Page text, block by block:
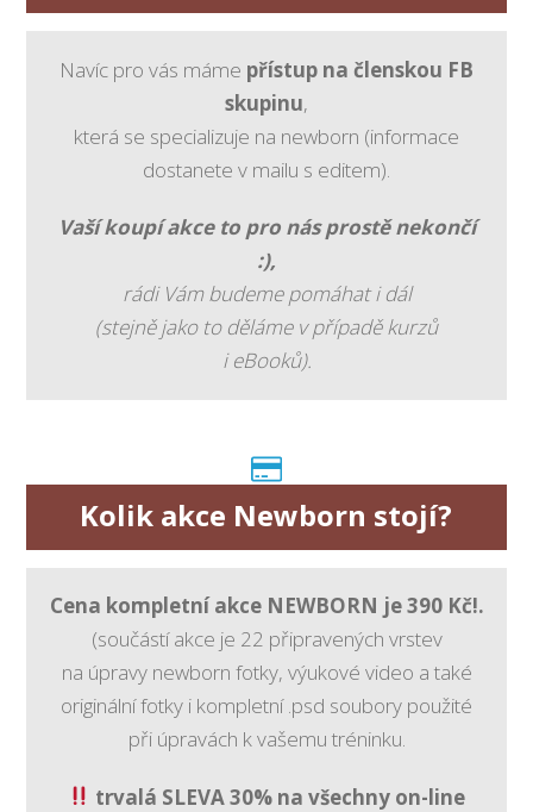
Navíc pro vás máme přístup na členskou FB
skupinu,
která se specializuje na newborn (informace
dostanete v mailu s editem).
Vaší koupí akce to pro nás prostě nekončí
:),
rádi Vám budeme pomáhati dál
(stejně jako to děláme v případě kurzů
i eBooků).
Kolik akce Newborn stojí?
Cena kompletní akce NEWBORN je 390 Kč!.
(součástí akce je 22 připravených vrstev
na úpravy newborn fotky, výukové video a také
originální fotky i kompletní .psd soubory použité
při úpravách k vašemu tréninku.
trvalá SLEVA 30% na všechny on-line